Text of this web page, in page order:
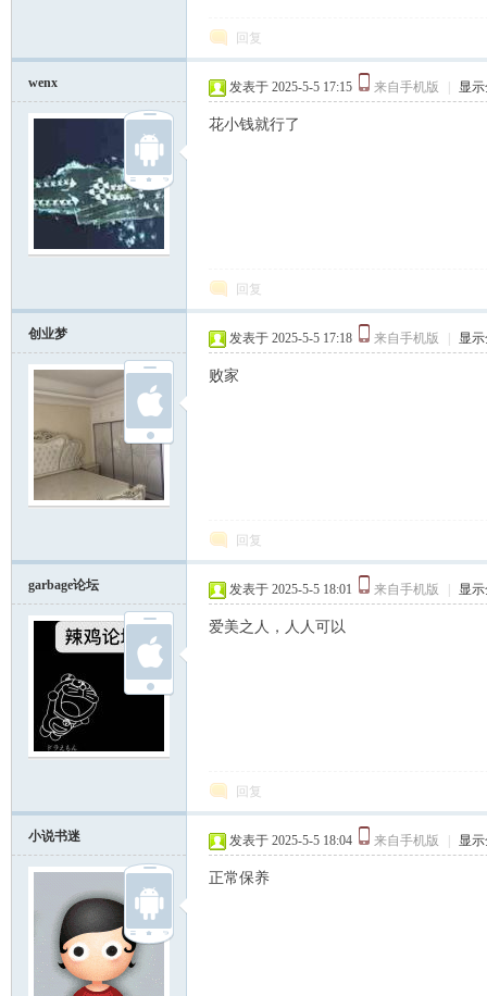
论
回复
wenx 发表于 2025-5-5 17:15 来自手机版 显
花小钱就行了
回复
创业梦 发表于 2025-5-5 17:18 来自手机版 显
败家
回复
garbage论坛 发表于 2025-5-5 18:01 来自手机版 显
爱美之人，人人可以
回复
小说书迷 发表于 2025-5-5 18:04 来自手机版 显
正常保养